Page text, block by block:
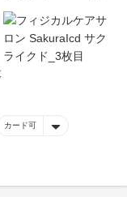
カード可